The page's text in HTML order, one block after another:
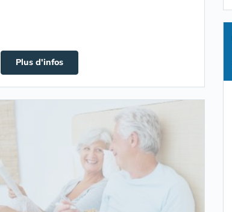
Plus d'infos